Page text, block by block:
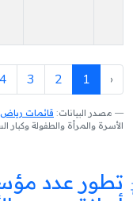
‹
1
2
3
4
مصدر البيانات: قائمات رياض
الأسرة والمرأة والطفولة وكبار السن بتاريخ 2026/08/
تطور عدد